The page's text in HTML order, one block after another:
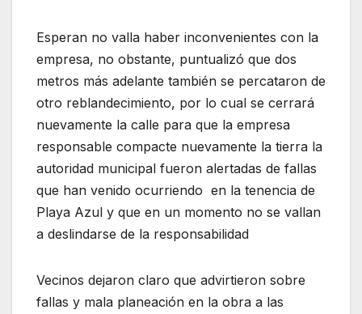
Esperan no valla haber inconvenientes con la
empresa, no obstante, puntualizó que dos
metros más adelante también se percataron de
otro reblandecimiento, por lo cual se cerrará
nuevamente la calle para que la empresa
responsable compacte nuevamente la tierra la
autoridad municipal fueron alertadas de fallas
que han venido ocurriendo en la tenencia de
Playa Azul y que en un momento no se vallan
a deslindarse de la responsabilidad
Vecinos dejaron claro que advirtieron sobre
fallas y mala planeación en la obra a las